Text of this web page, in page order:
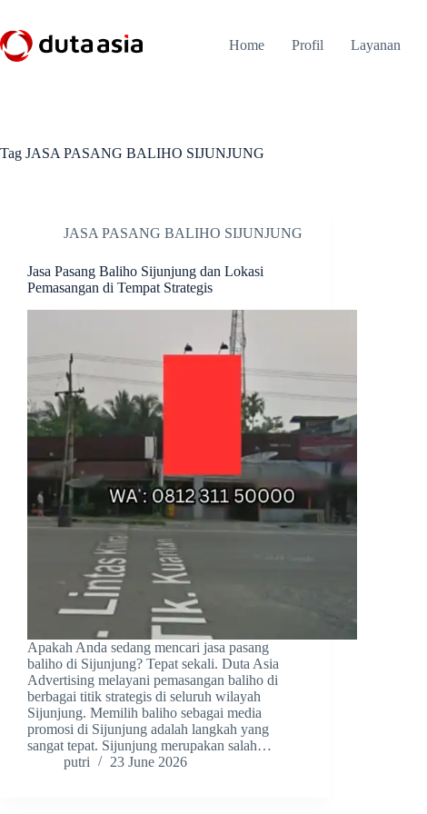
content
Home Profil Layanan
Tag JASA PASANG BALIHO SIJUNJUNG
JASA PASANG BALIHO SIJUNJUNG
Jasa Pasang Baliho Sijunjung dan Lokasi
Pemasangan di Tempat Strategis
Apakah Anda sedang mencari jasa pasang
baliho di Sijunjung? Tepat sekali. Duta Asia
Advertising melayani pemasangan baliho di
berbagai titik strategis di seluruh wilayah
Sijunjung. Memilih baliho sebagai media
promosi di Sijunjung adalah langkah yang
sangat tepat. Sijunjung merupakan salah…
putri
23 June 2026